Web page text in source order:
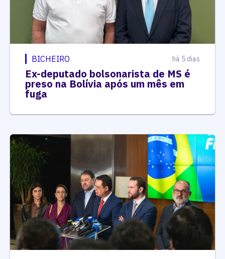
BICHEIRO há 5 dias
Ex-deputado bolsonarista de MS é
preso na Bolívia após um mês em
fuga